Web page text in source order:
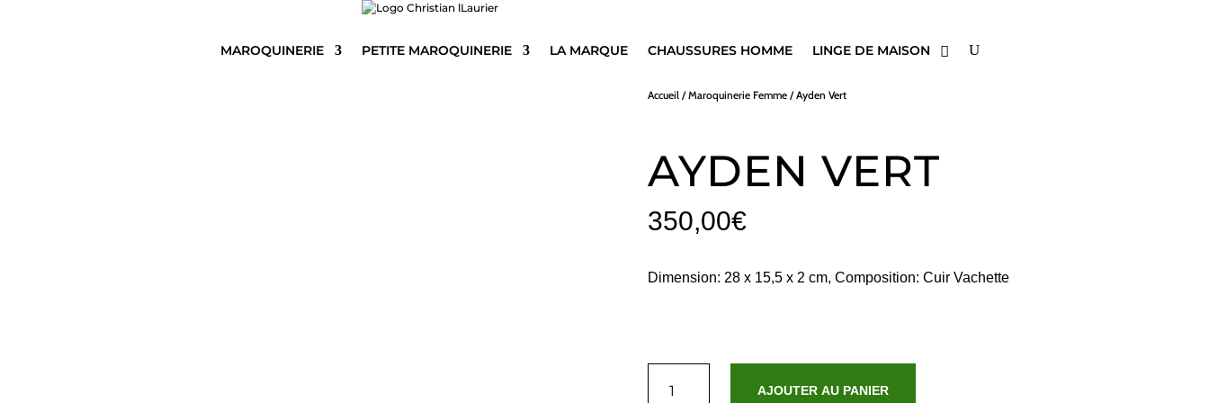
MAROQUINERIE PETITE MAROQUINERIE LA MARQUE CHAUSSURES HOMME LINGE DE MAISON
Accueil /Maroquinerie Femme / Ayden Vert
AYDEN VERT
350,00€
Dimension: 28 x 15,5 x 2 cm, Composition: Cuir Vachette
AJOUTER AU PANIER